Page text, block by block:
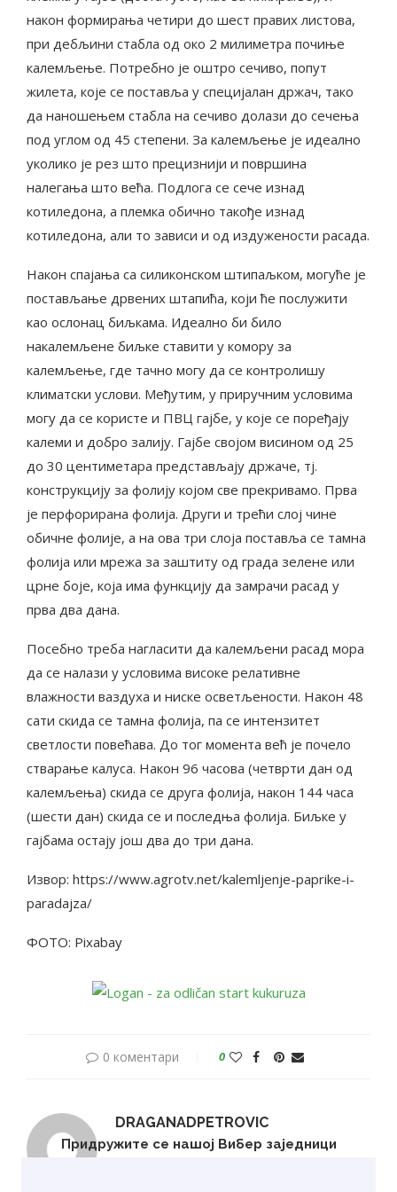
након формирања четири до шест правих листова,
при дебљини стабла од око 2 милиметра почиње
калемљење. Потребно је оштро сечиво, попут
жилета, које се поставља у специјалан држач, тако
да наношењем стабла на сечиво долази до сечења
под углом од 45 степени. За калемљење је идеално
уколико је рез што прецизнији и површина
налегања што већа. Подлога се сече изнад
котиледона, а племка обично такође изнад
котиледона, али то зависи и од издужености расада.
Након спајања са силиконском штипаљком, могуће је
постављање дрвених штапића, који ће послужити
као ослонац биљкама. Идеално би било
накалемљене биљке ставити у комору за
калемљење, где тачно могу да се контролишу
климатски услови. Међутим, у приручним условима
могу да се користе и ПВЦ гајбе, у које се поређају
калеми и добро залију. Гајбе својом висином од 25
до 30 центиметара представљају држаче, тј.
конструкцију за фолију којом све прекривамо. Прва
је перфорирана фолија. Други и трећи слој чине
обичне фолије, а на ова три слоја поставља се тамна
фолија или мрежа за заштиту од града зелене или
црне боје, која има функцију да замрачи расад у
прва два дана.
Посебно треба нагласити да калемљени расад мора
да се налази у условима високе релативне
влажности ваздуха и ниске осветљености. Након 48
сати скида се тамна фолија, па се интензитет
светлости повећава. До тог момента већ је почело
стварање калуса. Након 96 часова (четврти дан од
калемљења) скида се друга фолија, након 144 часа
(шести дан) скида се и последња фолија. Биљке у
гајбама остају још два до три дана.
Извор: https://www.agrotv.net/kalemljenje-paprike-i-
paradajza/
ФОТО: Pixabay
0 коментари 0
DRAGANADPETROVIC
Придружите се нашој Вибер заједници